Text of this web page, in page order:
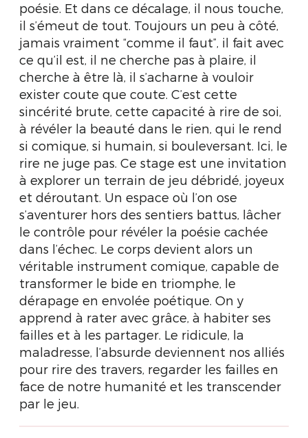
poésie. Et dans ce décalage, il nous touche,
il s’émeut de tout. Toujours un peu à côté,
jamais vraiment “comme il faut”, il fait avec
ce qu’il est, il ne cherche pas à plaire, il
cherche à être là, il s’acharne à vouloir
exister coute que coute. C’est cette
sincérité brute, cette capacité à rire de soi,
à révéler la beauté dans le rien, qui le rend
si comique, si humain, si bouleversant. Ici, le
rire ne juge pas. Ce stage est une invitation
à explorer un terrain de jeu débridé, joyeux
et déroutant. Un espace où l’on ose
s’aventurer hors des sentiers battus, lâcher
le contrôle pour révéler la poésie cachée
dans l’échec. Le corps devient alors un
véritable instrument comique, capable de
transformer le bide en triomphe, le
dérapage en envolée poétique. On y
apprend à rater avec grâce, à habiter ses
failles et à les partager. Le ridicule, la
maladresse, l’absurde deviennent nos alliés
pour rire des travers, regarder les failles en
face de notre humanité et les transcender
par le jeu.